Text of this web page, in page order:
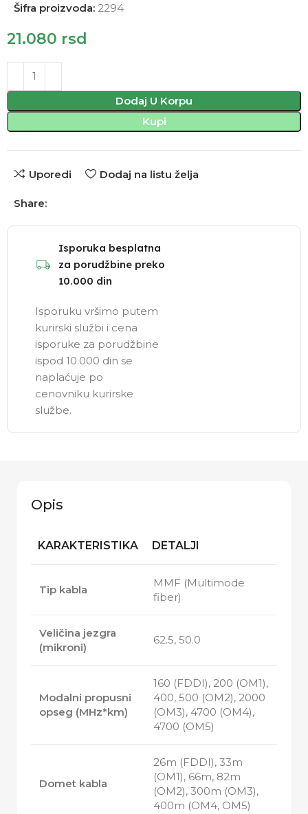
Šifra proizvoda: 2294
21.080 rsd
Dodaj U Korpu
Kupi
Uporedi Dodaj na listu želja
Share:
Isporuka besplatna
za porudžbine preko
10.000 din
Isporuku vršimo putem
kurirski službi i cena
isporuke za porudžbine
ispod 10.000 din se
naplaćuje po
cenovniku kurirske
službe.
Opis
KARAKTERISTIKA DETALJI
Tip kabla
MMF (Multimode
fiber)
Veličina jezgra
(mikroni)
62.5, 50.0
Modalni propusni
opseg (MHz*km)
160 (FDDI), 200 (OM1),
400, 500 (OM2), 2000
(OM3), 4700 (OM4),
4700 (OM5)
Domet kabla
26m (FDDI), 33m
(OM1), 66m, 82m
(OM2), 300m (OM3),
400m (OM4, OM5)